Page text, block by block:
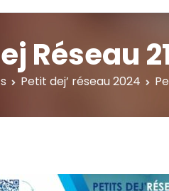
Réseau
Petit dej’ réseau 2024